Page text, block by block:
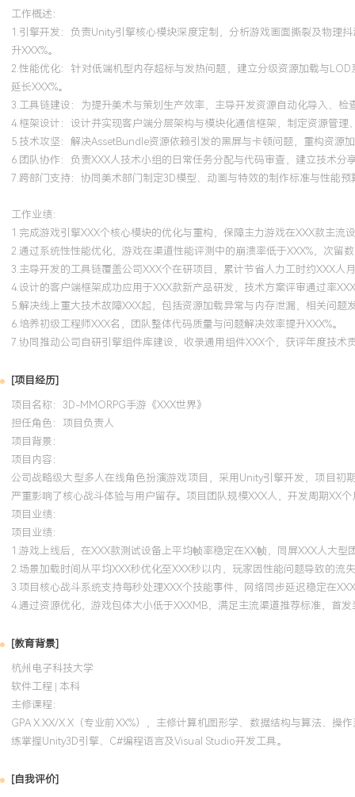
工作概述：
1.引擎开发：负责Unity引擎核心模块深度定制，分析游戏画面撕裂及物理
升XXX%。
2.性能优化：针对低端机型内存超标与发热问题，建立分级资源加载与
延长XXX%。
3.工具链建设：为提升美术与策划生产效率，主导开发资源自动化导入、
4.框架设计：设计并实现客户端分层架构与模块化通信框架，制定资源管
5.技术攻坚：解决AssetBundle资源依赖引发的黑屏与卡顿问题，重构资源
6.团队协作：负责XXX人技术小组的日常任务分配与代码审查，建立技术
7.跨部门支持：协同美术部门制定3D模型、动画与特效的制作标准与性能
工作业绩：
1.完成游戏引擎XXX个核心模块的优化与重构，保障主力游戏在XXX款主流
2.通过系统性性能优化，游戏在渠道性能评测中的崩溃率低于XXX%，次留
3.主导开发的工具链覆盖公司XXX个在研项目，累计节省人力工时约XXX人
4.设计的客户端框架成功应用于XXX款新产品研发，技术方案评审通过率
5.解决线上重大技术故障XXX起，包括资源加载异常与内存泄漏，相关问题
6.培养初级工程师XXX名，团队整体代码质量与问题解决效率提升XXX%。
7.协同推动公司自研引擎组件库建设，收录通用组件XXX个，获评年度技术
[项目经历]
项目名称：3D-MMORPG手游《XXX世界》
担任角色： 项目负责人
项目背景：
项目内容：
公司战略级大型多人在线角色扮演游戏项目，采用Unity引擎开发，项目初
严重影响了核心战斗体验与用户留存。项目团队规模XXX人，开发周期XX个
项目业绩：
项目业绩：
1.游戏上线后，在XXX款测试设备上平均帧率稳定在XX帧，同屏XXX人大型
2.场景加载时间从平均XXX秒优化至XXX秒以内，玩家因性能问题导致的流
3.项目核心战斗系统支持每秒处理XXX个技能事件，网络同步延迟稳定在
4.通过资源优化，游戏包体大小低于XXXMB，满足主流渠道推荐标准，首
[教育背景]
杭州电子科技大学
软件工程 | 本科
主修课程：
GPA X.XX/X.X（专业前XX%），主修计算机图形学、数据结构与算法、
练掌握Unity3D引擎、C#编程语言及Visual Studio开发工具。
[自我评价]